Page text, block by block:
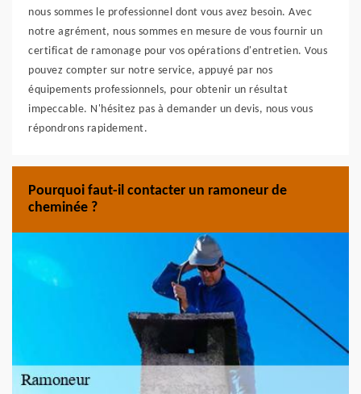
nous sommes le professionnel dont vous avez besoin. Avec
notre agrément, nous sommes en mesure de vous fournir un
certificat de ramonage pour vos opérations d'entretien. Vous
pouvez compter sur notre service, appuyé par nos
équipements professionnels, pour obtenir un résultat
impeccable. N'hésitez pas à demander un devis, nous vous
répondrons rapidement.
Pourquoi faut-il contacter un ramoneur de
cheminée ?